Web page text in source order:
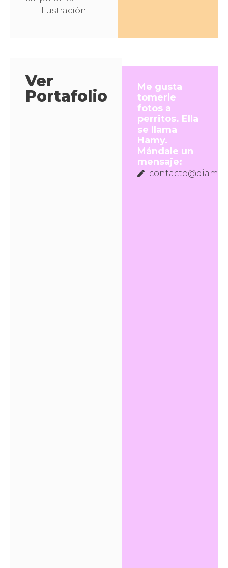
Ilustración
Me gusta
tomerle
fotos a
perritos. Ella
se llama
Hamy.
Mándale un
mensaje:
Ver
Portafolio